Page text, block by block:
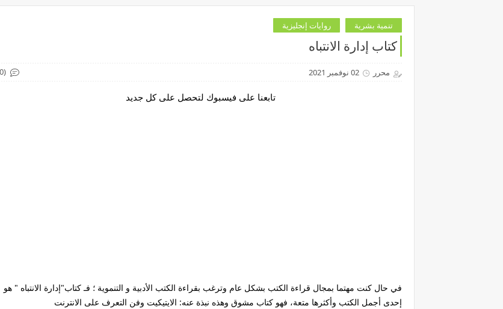
تنمية بشرية روايات إنجليزية
كتاب إدارة الانتباه
محرر 02 نوفمبر 2021 (0)
تابعنا على فيسبوك لتحصل على كل جديد
في حال كنت مهتما بمجال قراءة الكتب بشكل عام وترغب بقراءة الكتب الأدبية و التنموية ؛ فـ كتاب"إدارة الانتباه " هو
إحدى أجمل الكتب وأكثرها متعة، فهو كتاب مشوق وهذه نبذة عنه: الايتيكيت وفن التعرف على الانترنت